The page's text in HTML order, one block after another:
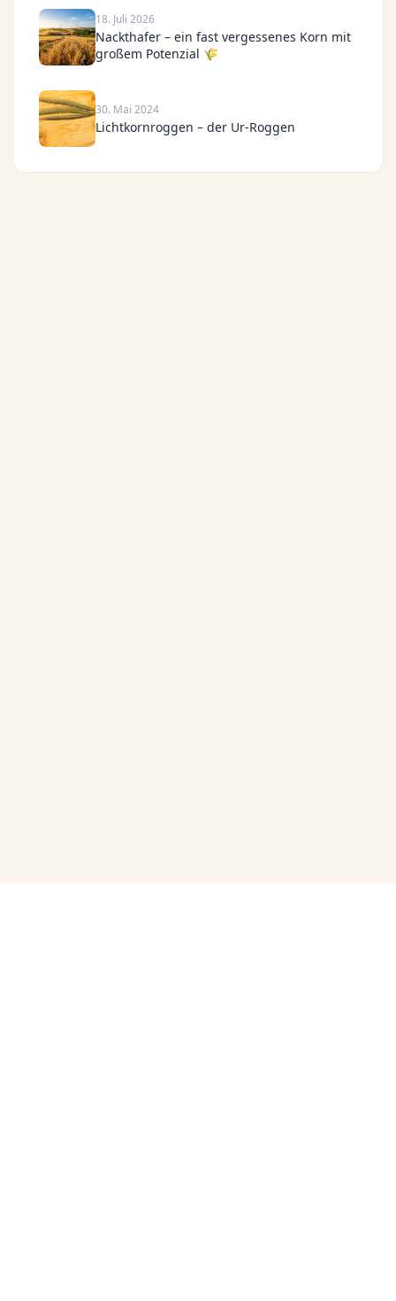
18. Juli 2026
Nackthafer – ein fast vergessenes Korn mit
großem Potenzial 🌾
30. Mai 2024
Lichtkornroggen – der Ur-Roggen